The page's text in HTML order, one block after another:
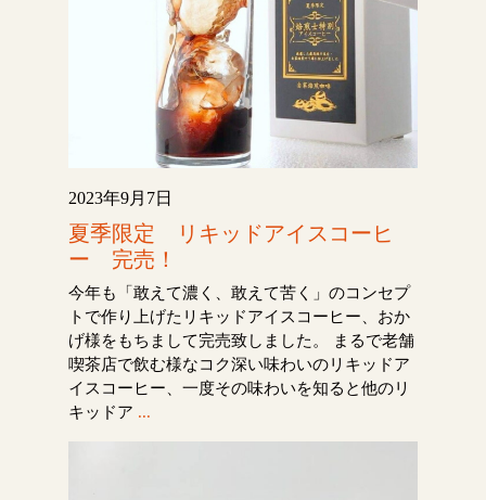
2023年9月7日
夏季限定 リキッドアイスコーヒ
ー 完売！
今年も「敢えて濃く、敢えて苦く」のコンセプ
トで作り上げたリキッドアイスコーヒー、おか
げ様をもちまして完売致しました。 まるで老舗
喫茶店で飲む様なコク深い味わいのリキッドア
イスコーヒー、一度その味わいを知ると他のリ
キッドア ...